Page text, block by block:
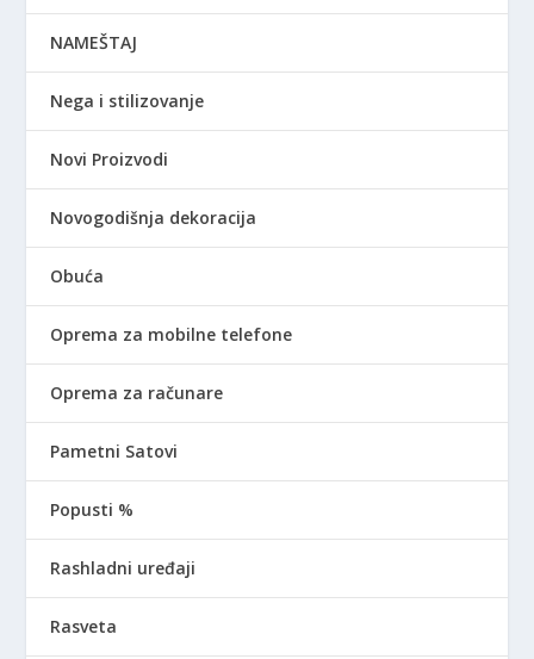
NAMEŠTAJ
Nega i stilizovanje
Novi Proizvodi
Novogodišnja dekoracija
Obuća
Oprema za mobilne telefone
Oprema za računare
Pametni Satovi
Popusti %
Rashladni uređaji
Rasveta